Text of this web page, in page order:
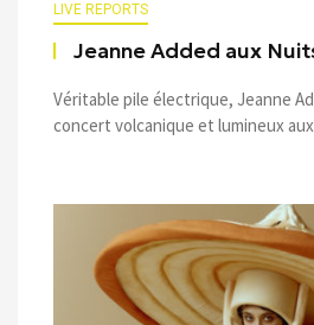
LIVE REPORTS
Jeanne Added aux
Véritable pile électrique, Jeanne
concert volcanique et lumineux aux